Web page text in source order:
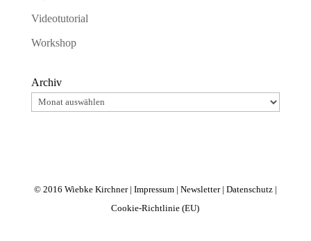
Videotutorial
Workshop
Archiv
© 2016 Wiebke Kirchner | Impressum| Newsletter| Datenschutz|
Cookie-Richtlinie (EU)